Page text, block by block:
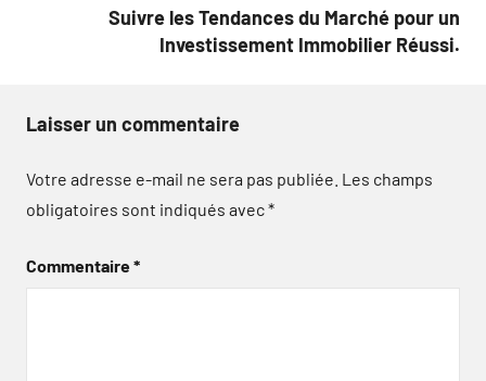
Suivre les Tendances du Marché pour un
Investissement Immobilier Réussi.
Laisser un commentaire
Votre adresse e-mail ne sera pas publiée. Les champs
obligatoires sont indiqués avec*
Commentaire*